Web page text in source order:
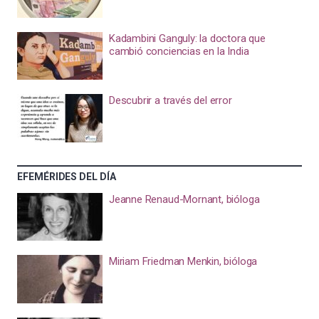
Kadambini Ganguly: la doctora que
cambió conciencias en la India
Descubrir a través del error
EFEMÉRIDES DEL DÍA
Jeanne Renaud-Mornant, bióloga
Miriam Friedman Menkin, bióloga